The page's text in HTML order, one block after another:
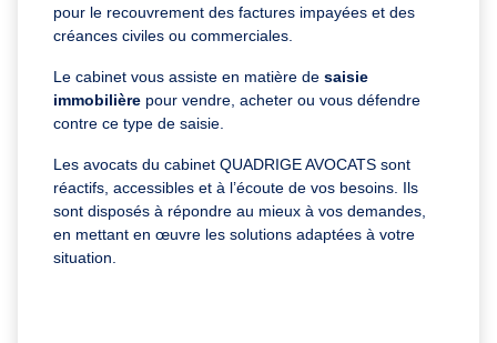
pour le recouvrement des factures impayées et des
créances civiles ou commerciales.
Le cabinet vous assiste en matière de saisie
immobilière pour vendre, acheter ou vous défendre
contre ce type de saisie.
Les avocats du cabinet QUADRIGE AVOCATS sont
réactifs, accessibles et à l’écoute de vos besoins. Ils
sont disposés à répondre au mieux à vos demandes,
en mettant en œuvre les solutions adaptées à votre
situation.